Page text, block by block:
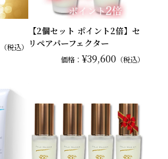
（税込）
【2個セット ポイント2倍】セ
リペアパーフェクター
価格： ¥39,600 （税込）